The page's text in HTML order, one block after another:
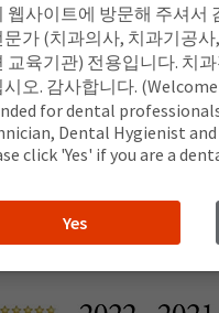
웹사이트에 방문해 주셔서
문가 (치과의사, 치과기공
교육기관) 전용입니다. 치
오. 감사합니다.
for dental
Dental Hygienist
click 'Yes' if you are a
Yes